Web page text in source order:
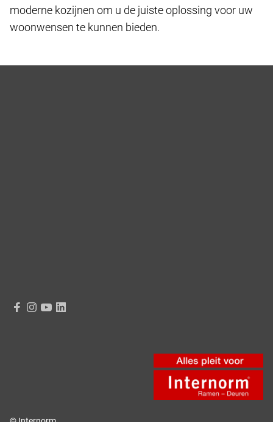
moderne kozijnen om u de juiste oplossing voor uw
woonwensen te kunnen bieden.